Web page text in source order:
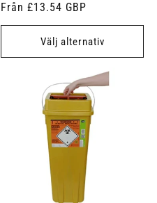
Ordinarie
pris
Från £13.54 GBP
Välj alternativ